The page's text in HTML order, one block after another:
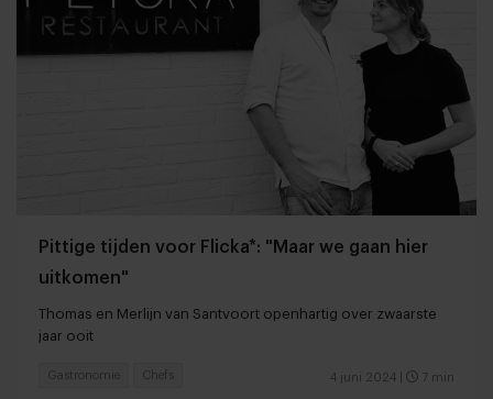
Pittige tijden voor Flicka*: "Maar we gaan hier
uitkomen"
Thomas en Merlijn van Santvoort openhartig over zwaarste
jaar ooit
4 juni 2024 7 min
Gastronomie Chefs